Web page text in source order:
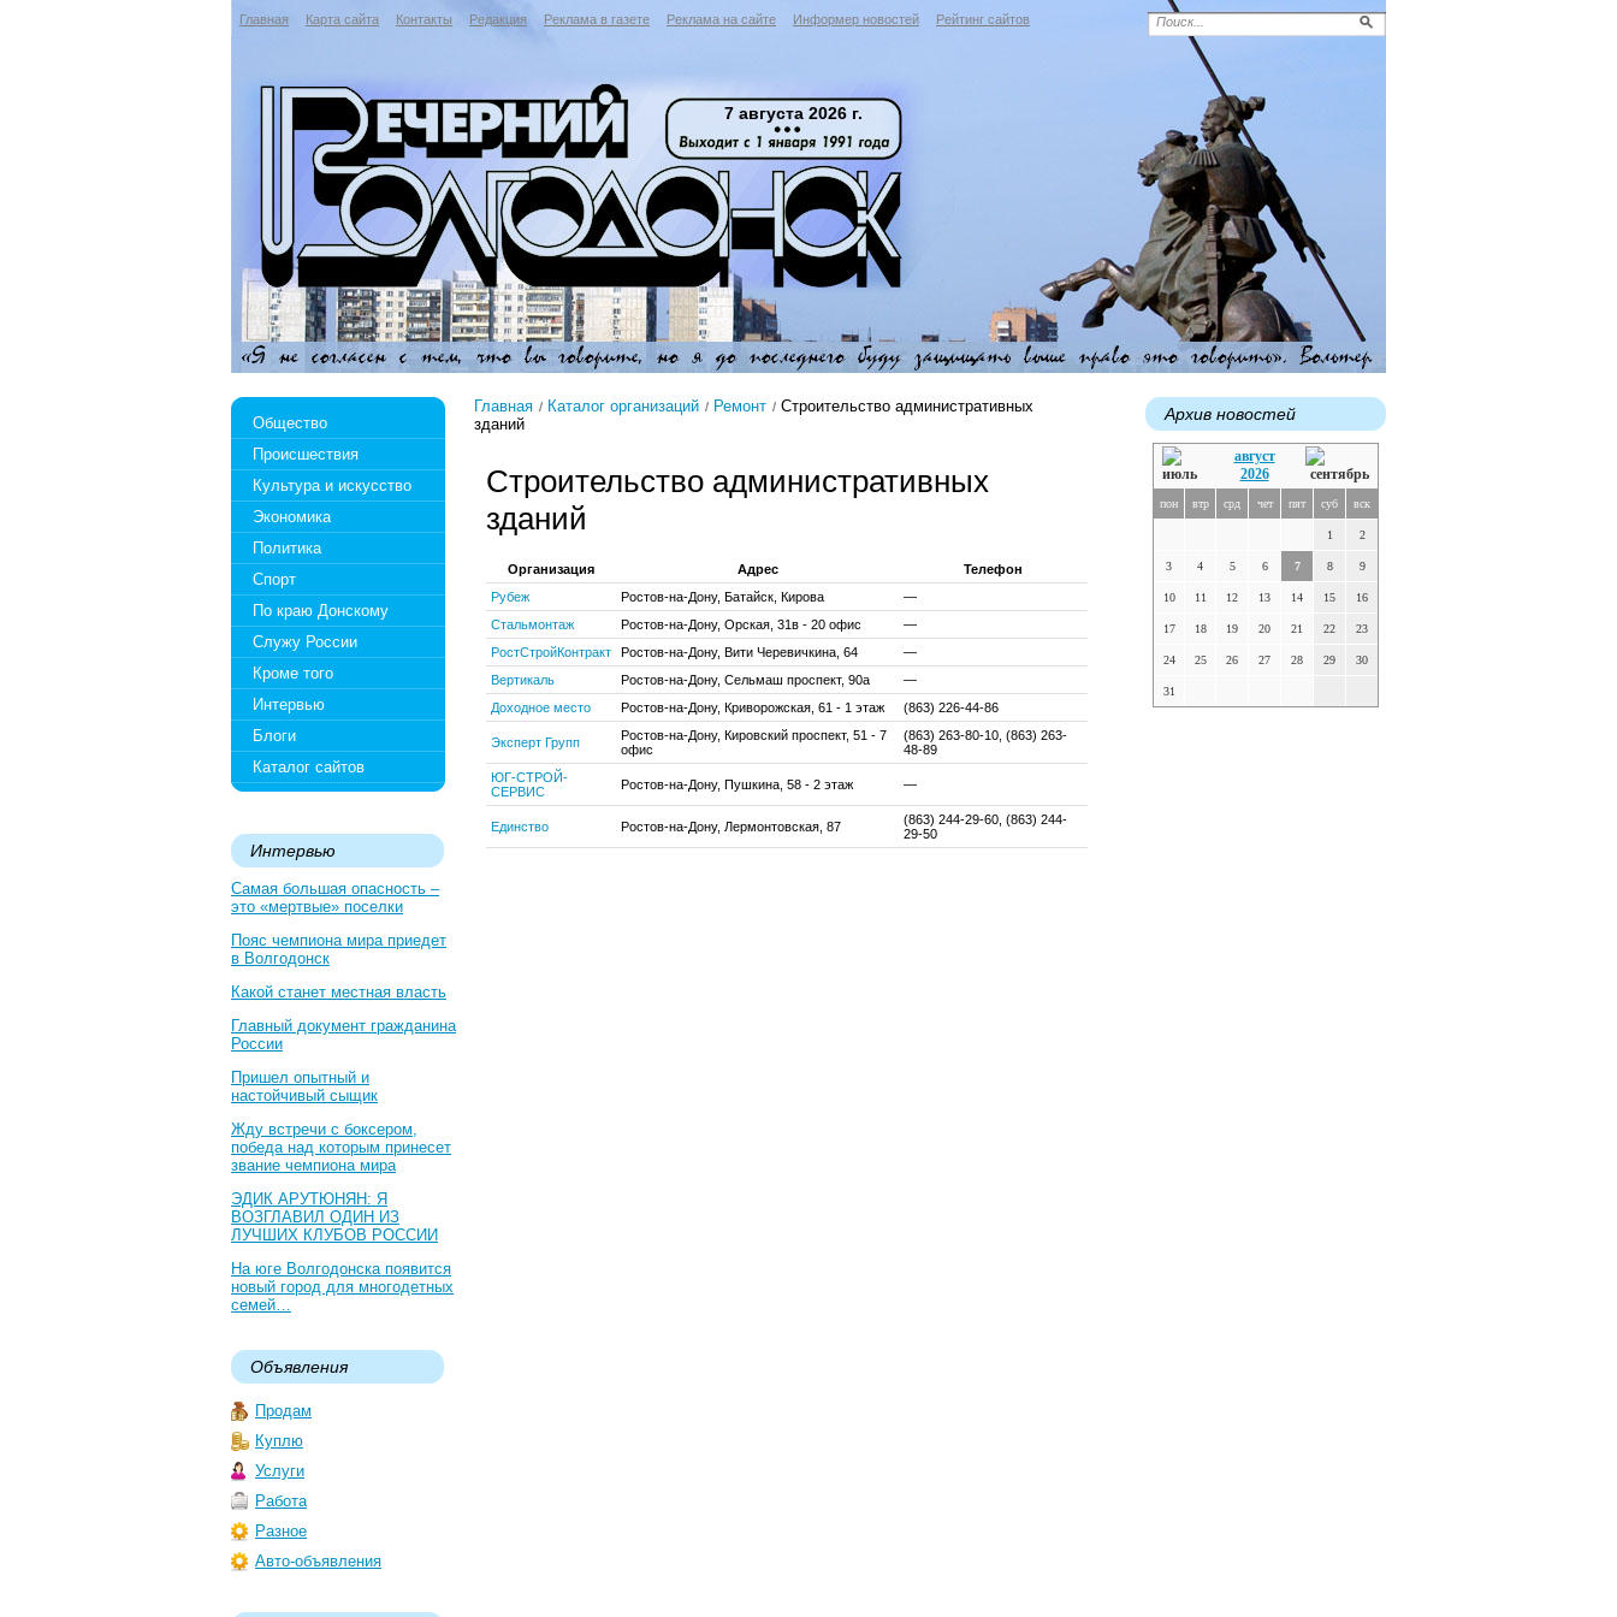
Главная Карта сайта Контакты Редакция Реклама в газете Реклама на сайте Информер новостей Рейтинг сайтов
7 августа 2026 г.
Общество
Происшествия
Культура и искусство
Экономика
Политика
Спорт
По краю Донскому
Служу России
Кроме того
Интервью
Блоги
Каталог сайтов
Интервью
Самая большая опасность –
это «мертвые» поселки
Пояс чемпиона мира приедет
в Волгодонск
Какой станет местная власть
Главный документ гражданина
России
Пришел опытный и
настойчивый сыщик
Жду встречи с боксером,
победа над которым принесет
звание чемпиона мира
ЭДИК АРУТЮНЯН: Я
ВОЗГЛАВИЛ ОДИН ИЗ
ЛУЧШИХ КЛУБОВ РОССИИ
На юге Волгодонска появится
новый город для многодетных
семей…
Объявления
Продам
Куплю
Услуги
Работа
Разное
Авто-объявления
Главная Каталог организаций Ремонт
Строительство административных
зданий
Строительство административных
зданий
Организация Адрес
Телефон
Рубеж
Ростов-на-Дону, Батайск, Кирова
—
Стальмонтаж
Ростов-на-Дону, Орская, 31в - 20 офис
—
РостСтройКонтракт
Ростов-на-Дону, Вити Черевичкина, 64
—
Вертикаль
Ростов-на-Дону, Сельмаш проспект, 90а
—
Доходное место
Ростов-на-Дону, Криворожская, 61 - 1 этаж (863) 226-44-86
Эксперт Групп
Ростов-на-Дону, Кировский проспект, 51 - 7
офис
(863) 263-80-10, (863) 263-
48-89
ЮГ-СТРОЙ-
СЕРВИС
Ростов-на-Дону, Пушкина, 58 - 2 этаж —
Единство Ростов-на-Дону, Лермонтовская, 87
(863) 244-29-60, (863) 244-
29-50
Архив новостей
август
2026
пон втр срд чет пят суб вск
1 2
3 4 5 6 7 8 9
10 11 12 13 14 15 16
17 18 19 20 21 22 23
24 25 26 27 28 29 30
31